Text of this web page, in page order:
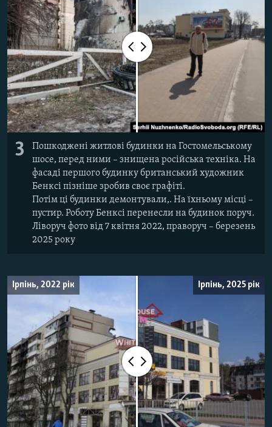
3
Пошкоджені житлові будинки на Гостомельському
шосе, перед ними – знищена російська техніка. На
фасаді першого будинку британський художник
Бенксі пізніше зробив своє графіті.
Потім ці будинки демонтували,. На їхньому місці –
пустир. Роботу Бенксі перенесли на будинок поруч.
Ліворуч фото від 7 квітня 2022, праворуч – березень
2025 року
Ірпінь, 2022 рік Ірпінь, 2025 рік